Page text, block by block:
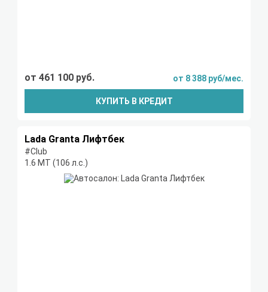
от 461 100 руб. от 8 388 руб/мес.
КУПИТЬ В КРЕДИТ
Lada Granta Лифтбек
#Club
1.6 МТ (106 л.с.)